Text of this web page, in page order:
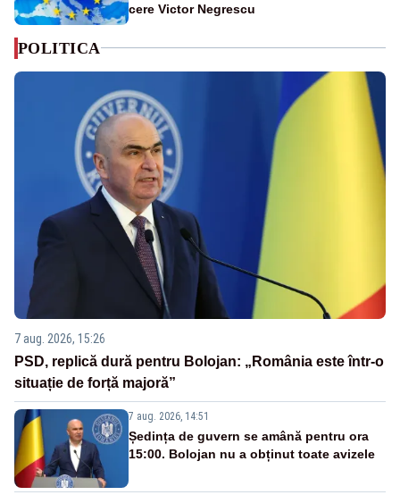
cere Victor Negrescu
POLITICA
7 aug. 2026, 15:26
PSD, replică dură pentru Bolojan: „România este într-o
situație de forță majoră”
7 aug. 2026, 14:51
Ședința de guvern se amână pentru ora
15:00. Bolojan nu a obținut toate avizele